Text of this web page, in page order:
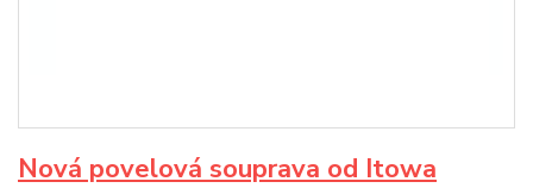
Nová povelová souprava od Itowa